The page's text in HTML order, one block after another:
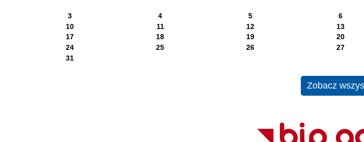
3
4 5 6
10
11 12 13
17
18 19 20
24
25 26 27
31
Zobacz